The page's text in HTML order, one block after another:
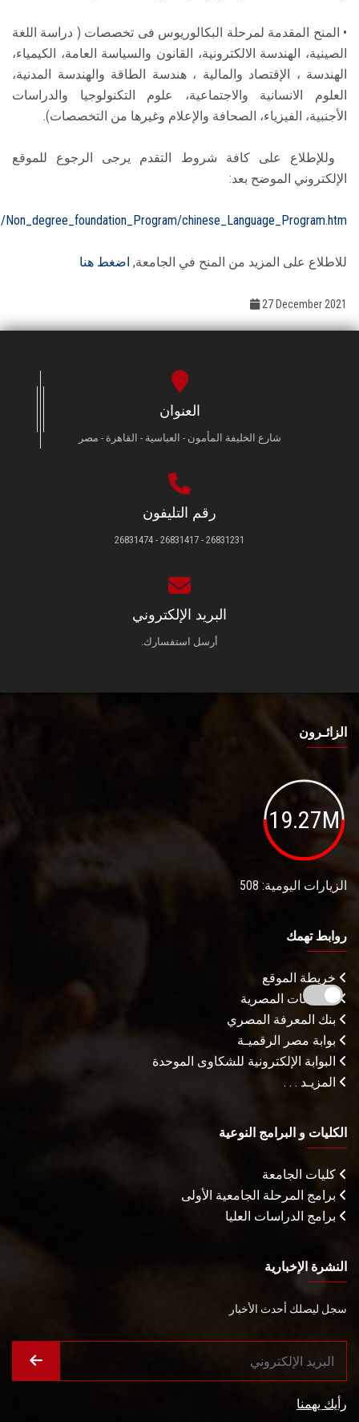
• المنح المقدمة لمرحلة البكالوريوس فى تخصصات ( دراسة اللغة
الصينية، الهندسة الالكترونية، القانون والسياسة العامة، الكيمياء،
الهندسة ، الإقتصاد والمالية ، هندسة الطاقة والهندسة المدنية،
العلوم الانسانية والاجتماعية، علوم التكنولوجيا والدراسات
الأجنبية، الفيزياء، الصحافة والإعلام وغيرها من التخصصات).
وللإطلاع على كافة شروط التقدم يرجى الرجوع للموقع
الإلكتروني الموضح بعد:
chinese_Language_Program.htm.
للاطلاع على المزيد من المنح في الجامعة, اضغط هنا
27 December 2021
العنوان
شارع الخليفة المأمون - العباسية - القاهرة - مصر
رقم التليفون
26831231 - 26831417 - 26831474
البريد الإلكتروني
أرسل استفسارك.
الزائـرون
19.27M
الزيارات اليومية: 508
روابط تهمك
خريطة الموقع
الجامعات المصرية
بنك المعرفة المصري
بوابة مصر الرقميـة
البوابة الإلكترونية للشكاوى الموحدة
المزيـد . . .
الكليات و البرامج النوعية
كليات الجامعة
برامج المرحلة الجامعية الأولى
برامج الدراسات العليا
النشرة الإخبارية
سجل ليصلك أحدث الأخبار
رأيك يهمنا